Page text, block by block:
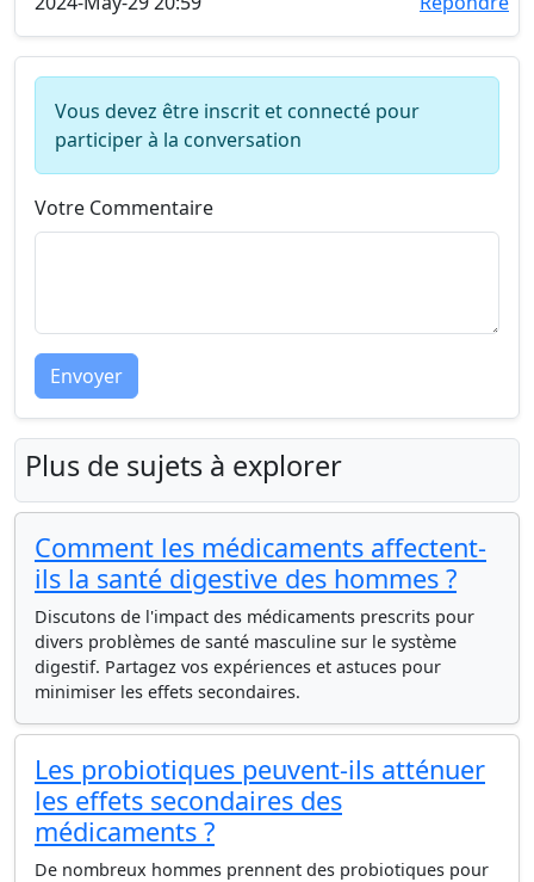
Vous devez être inscrit et connecté pour
participer à la conversation
Votre Commentaire
Envoyer
Plus de sujets à explorer
Comment les médicaments affectent-
ils la santé digestive des hommes ?
Discutons de l'impact des médicaments prescrits pour
divers problèmes de santé masculine sur le système
digestif. Partagez vos expériences et astuces pour
minimiser les effets secondaires.
Les probiotiques peuvent-ils atténuer
les effets secondaires des
médicaments ?
De nombreux hommes prennent des probiotiques pour